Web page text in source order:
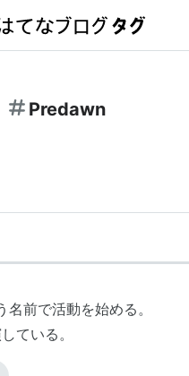
Predawn
前で活動を始める。
ている。